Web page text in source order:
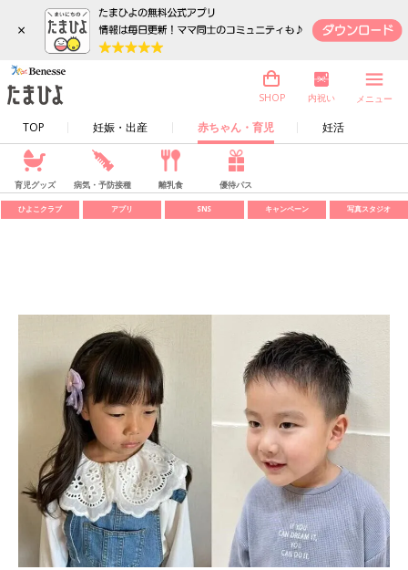
×
TOP 妊娠・出産 赤ちゃん・育児 妊活
SHOP 内祝い メニュー
育児グッズ 病気・予防接種 離乳食 優待パス
ひよこクラブ アプリ SNS キャンペーン 写真スタジオ